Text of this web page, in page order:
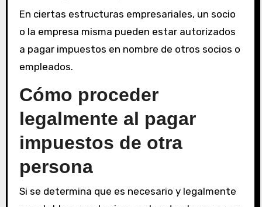
En ciertas estructuras empresariales, un socio
o la empresa misma pueden estar autorizados
a pagar impuestos en nombre de otros socios o
empleados.
Cómo proceder
legalmente al pagar
impuestos de otra
persona
Si se determina que es necesario y legalmente